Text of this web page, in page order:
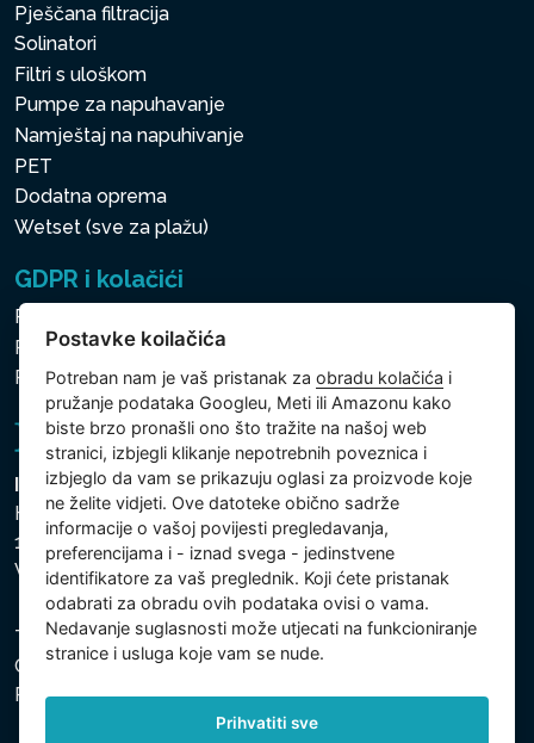
Pješčana filtracija
Solinatori
Filtri s uloškom
Pumpe za napuhavanje
Namještaj na napuhivanje
PET
Dodatna oprema
Wetset (sve za plažu)
GDPR i kolačići
Pravila zaštite osobnih i drugih obrađivanih podataka
Politika kolačića
Postavke koilačića
Intex Trading, s.r.o.
Hradecká 2526/3
130 00 Praha 3
Vinohrady - Česká republika
Tvrtka je registrirana pri Općinskom sudu u Pragu, Odjel
C, uložak 74759. Identifikacijski broj tvrtke: 26150808,
Porezni identifikacijski broj: CZ26150808.
Postavke koilačića
Potreban nam je vaš pristanak zaobradu kolačića i
pružanje podataka Googleu, Meti ili Amazonu kako
biste brzo pronašli ono što tražite na našoj web
stranici, izbjegli klikanje nepotrebnih poveznica i
izbjeglo da vam se prikazuju oglasi za proizvode koje
ne želite vidjeti. Ove datoteke obično sadrže
informacije o vašoj povijesti pregledavanja,
preferencijama i - iznad svega - jedinstvene
identifikatore za vaš preglednik. Koji ćete pristanak
odabrati za obradu ovih podataka ovisi o vama.
Nedavanje suglasnosti može utjecati na funkcioniranje
stranice i usluga koje vam se nude.
Prihvatiti sve